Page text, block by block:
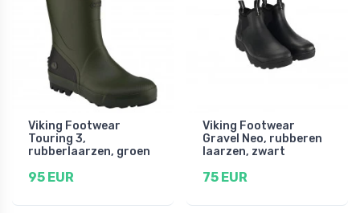
Viking Footwear
Touring 3,
rubberlaarzen, groen
95 EUR
Viking Footwear
Gravel Neo, rubberen
laarzen, zwart
75 EUR